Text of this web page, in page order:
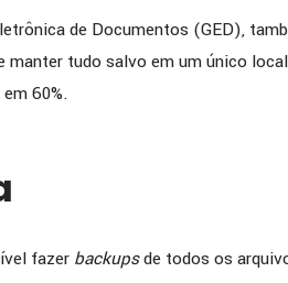
de Documentos (GED),
manter tudo salvo em um único
60%.
fazer backupsde todos os